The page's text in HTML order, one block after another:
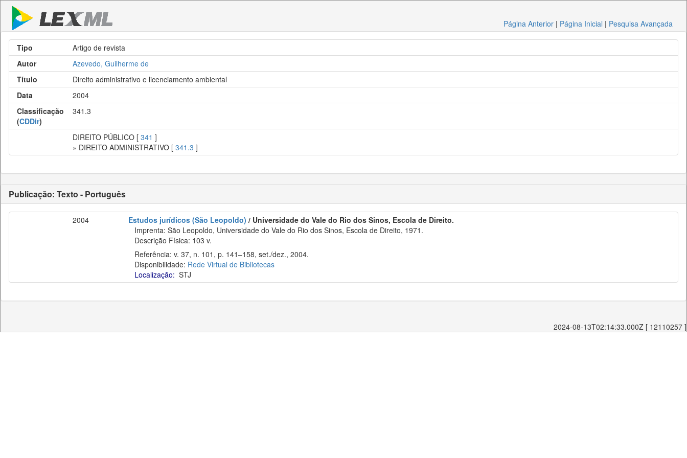
Página Anterior | Página Inicial | Pesquisa Avançada
Tipo
Artigo de revista
Autor
Azevedo, Guilherme de
Título
Direito administrativo e licenciamento ambiental
Data
2004
Classificação
(CDDir)
341.3
DIREITO PÚBLICO [ 341 ]
» DIREITO ADMINISTRATIVO [ 341.3 ]
Publicação: Texto - Português
2004 Estudos jurídicos (São Leopoldo) / Universidade do Vale do Rio dos Sinos, Escola de Direito.
Imprenta: São Leopoldo, Universidade do Vale do Rio dos Sinos, Escola de Direito, 1971.
Descrição Física: 103 v.
Referência: v. 37, n. 101, p. 141–158, set./dez., 2004.
Disponibilidade: Rede Virtual de Bibliotecas
Localização: STJ
2024-08-13T02:14:33.000Z [ 12110257 ]